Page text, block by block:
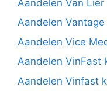
Aandelen Van Lier
Aandelen
Aandelen Vice
Aandelen VinFast
Aandelen Vinfast